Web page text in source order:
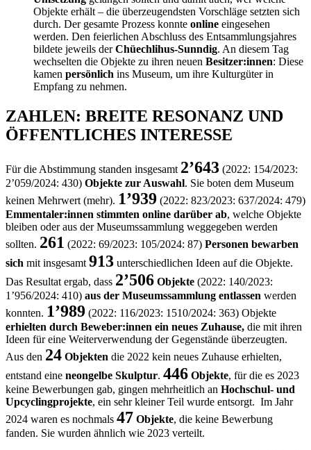
Objekte erhält – die überzeugendsten Vorschläge setzten sich
durch. Der gesamte Prozess konnte online eingesehen
werden. Den feierlichen Abschluss des Entsammlungsjahres
bildete jeweils derChüechlihus-Sunndig. An diesem Tag
wechselten die Objekte zu ihren neuen Besitzer:innen: Diese
kamen persönlich ins Museum, um ihre Kulturgüter in
Empfang zu nehmen.
ZAHLEN: BREITE RESONANZ UND
ÖFFENTLICHES INTERESSE
Für die Abstimmung standen insgesamt 2’643 (2022: 154/2023:
2’059/2024: 430) Objekte zur Auswahl. Sie boten dem Museum
keinen Mehrwert (mehr). 1’939 (2022: 823/2023: 637/2024: 479)
Emmentaler:innen stimmten online darüber ab, welche Objekte
bleiben oder aus der Museumssammlung weggegeben werden
sollten. 261 (2022: 69/2023: 105/2024: 87) Personen bewarben
sich mit insgesamt 913 unterschiedlichen Ideen auf die Objekte.
Das Resultat ergab, dass 2’506 Objekte (2022: 140/2023:
1’956/2024: 410) aus der Museumssammlung entlassen werden
konnten. 1’989 (2022: 116/2023: 1510/2024: 363) Objekte
erhielten durch Beweber:innen ein neues Zuhause, die mit ihren
Ideen für eine Weiterverwendung der Gegenstände überzeugten.
Aus den 24 Objekten die 2022 kein neues Zuhause erhielten,
entstand eine neongelbe Skulptur. 446 Objekte, für die es 2023
keine Bewerbungen gab, gingen mehrheitlich an Hochschul- und
Upcyclingprojekte, ein sehr kleiner Teil wurde entsorgt. Im Jahr
2024 waren es nochmals 47 Objekte, die keine Bewerbung
fanden. Sie wurden ähnlich wie 2023 verteilt.